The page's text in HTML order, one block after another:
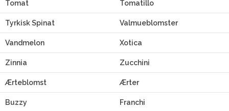
Tomat Tomatillo
Tyrkisk Spinat Valmueblomster
Vandmelon Xotica
Zinnia Zucchini
Ærteblomst Ærter
Buzzy Franchi